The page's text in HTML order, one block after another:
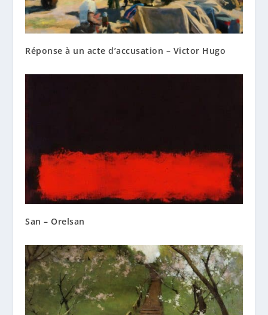
Réponse à un acte d’accusation – Victor Hugo
San – Orelsan